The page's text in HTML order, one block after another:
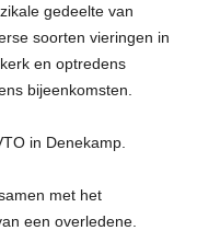
gedeelte van
soorten vieringen in
en optredens
bijeenkomsten.
in Denekamp.
met het
een overledene.